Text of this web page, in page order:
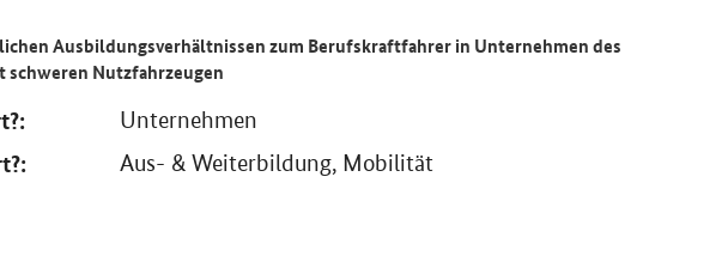
Ausbildungsverhältnissen zum Berufskraftfahrer in Unternehmen des
Nutzfahrzeugen
Unternehmen
Aus- & Weiterbildung, Mobilität